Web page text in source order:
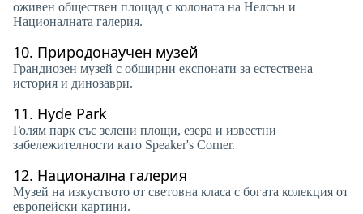
оживен обществен площад с колоната на Нелсън и
Националната галерия.
10. Природонаучен музей
Грандиозен музей с обширни експонати за естествена
история и динозаври.
11. Hyde Park
Голям парк със зелени площи, езера и известни
забележителности като Speaker's Corner.
12. Национална галерия
Музей на изкуството от световна класа с богата колекция от
европейски картини.